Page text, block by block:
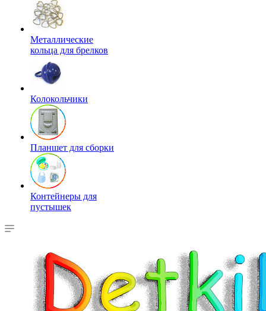
Металлические
кольца для брелков
Колокольчики
Планшет для сборки
Контейнеры для
пустышек